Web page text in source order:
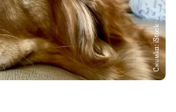
Снимка: iStock